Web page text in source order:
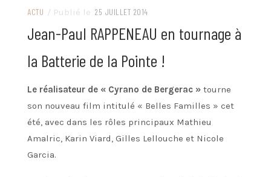
ACTU / Publié le 25 JUILLET 2014
Jean-Paul RAPPENEAU en tournage à
la Batterie de la Pointe !
Le réalisateur de « Cyrano de Bergerac » tourne
son nouveau film intitulé « Belles Familles » cet
été, avec dans les rôles principaux Mathieu
Amalric, Karin Viard, Gilles Lellouche et Nicole
Garcia.